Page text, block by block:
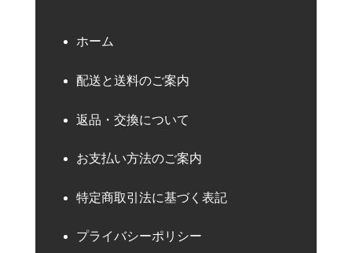
ホーム
配送と送料のご案内
返品・交換について
お支払い方法のご案内
特定商取引法に基づく表記
プライバシーポリシー